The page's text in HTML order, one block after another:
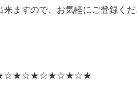
ますので、お気軽にご登録くだ
☆★☆★☆★☆★☆★